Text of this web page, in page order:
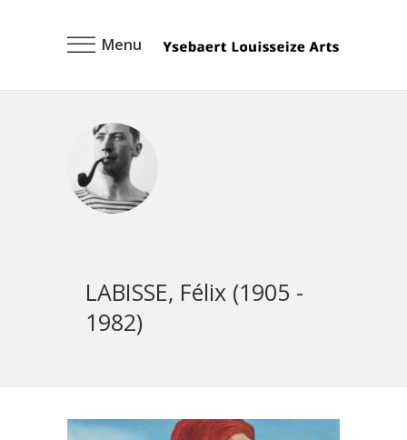
Menu
LABISSE, Félix (1905 -
1982)